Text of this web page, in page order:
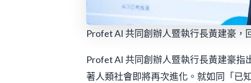
Profet AI 共同創辦人暨執行長黃建豪，
Profet AI 共同創辦人暨執行長黃建豪指
著人類社會即將再次進化。就如同「已